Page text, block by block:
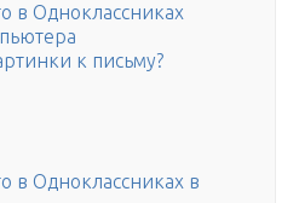
в Одноклассниках
к письму?
в Одноклассниках в